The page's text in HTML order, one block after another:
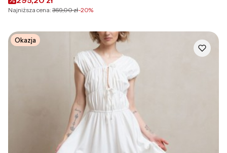
Najniższa cena: 369,00 zł-20%
Okazja